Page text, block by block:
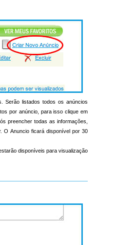
Serão listados todos os anúncios
por anúncio, para isso clique em
preencher todas as informações,
O Anuncio ficará disponível por 30
disponíveis para visualização